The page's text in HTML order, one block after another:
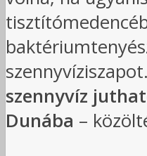
szennyvíz
Dunába –